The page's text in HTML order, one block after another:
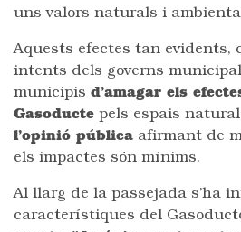
uns valors naturals i
Aquests efectes tan evidents,
intents dels governs
municipis d’amagar els
Gasoducte pels espais
l’opinió pública afirmant de
els impactes són mínims.
Al llarg de la passejada s’ha
característiques del